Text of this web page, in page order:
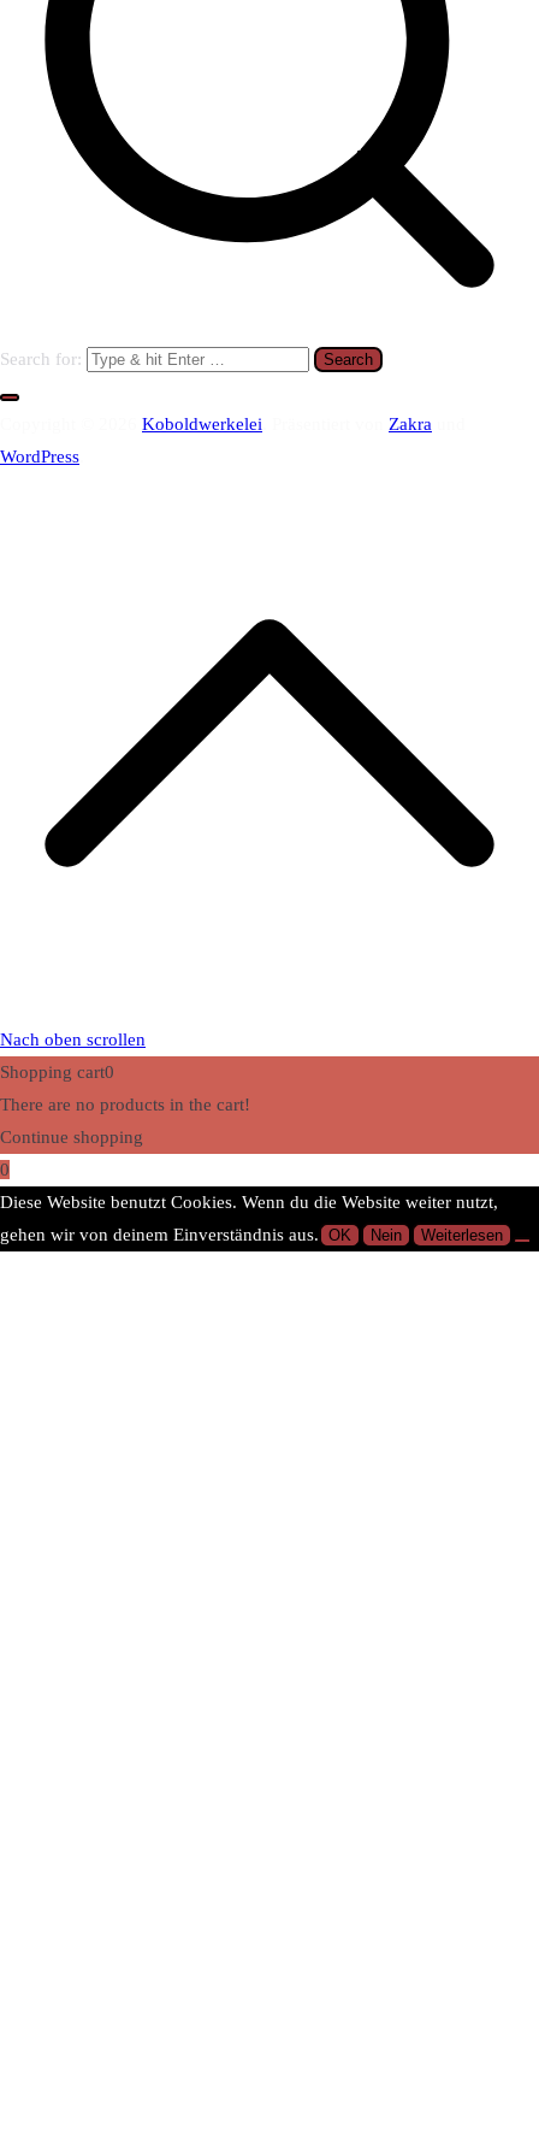
Search for:
Koboldwerkelei Zakra
WordPress
Nach oben scrollen
Shopping cart0
There are no products in the cart!
Continue shopping
0
Diese Website benutzt Cookies. Wenn du die Website weiter nutzt,
gehen wir von deinem Einverständnis aus. OK Nein Weiterlesen